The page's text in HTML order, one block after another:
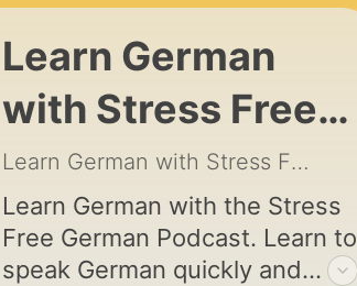
Learn German
with Stress Free
German
Learn German with Stress Free German
Learn German with the Stress
Free German Podcast. Learn to
speak German quickly and